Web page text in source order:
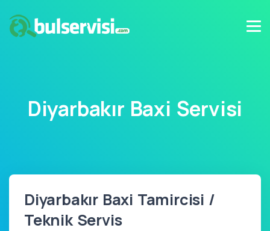
Diyarbakır Baxi Servisi
Diyarbakır Baxi Tamircisi /
Teknik Servis